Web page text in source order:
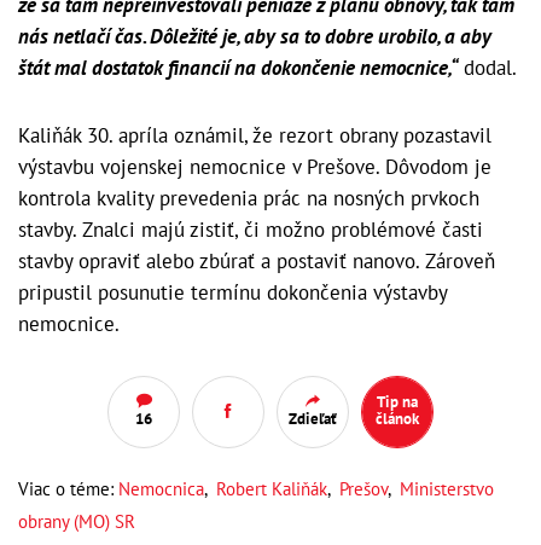
nás netlačí čas. Dôležité je, aby sa to dobre urobilo, a aby
štát mal dostatok financií na dokončenie nemocnice,“dodal.
Kaliňák 30. apríla oznámil, že rezort obrany pozastavil
výstavbu vojenskej nemocnice v Prešove. Dôvodom je
kontrola kvality prevedenia prác na nosných prvkoch
stavby. Znalci majú zistiť, či možno problémové časti
stavby opraviť alebo zbúrať a postaviť nanovo. Zároveň
pripustil posunutie termínu dokončenia výstavby
nemocnice.
16 Zdieľať
Tip na
článok
Viac o téme: Nemocnica, Robert Kaliňák, Prešov, Ministerstvo
obrany (MO) SR